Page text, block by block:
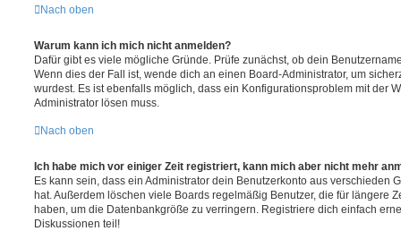
Nach oben
Warum kann ich mich nicht anmelden?
Dafür gibt es viele mögliche Gründe. Prüfe zunächst, ob dein
Wenn dies der Fall ist, wende dich an einen Board-Administrator, um
wurdest. Es ist ebenfalls möglich, dass ein Konfigurationsproblem mit der
Administrator lösen muss.
Nach oben
Ich habe mich vor einiger Zeit registriert, kann mich aber nicht mehr
Es kann sein, dass ein Administrator dein Benutzerkonto aus verschieden
hat. Außerdem löschen viele Boards regelmäßig Benutzer, die für längere
haben, um die Datenbankgröße zu verringern. Registriere dich einfach
Diskussionen teil!